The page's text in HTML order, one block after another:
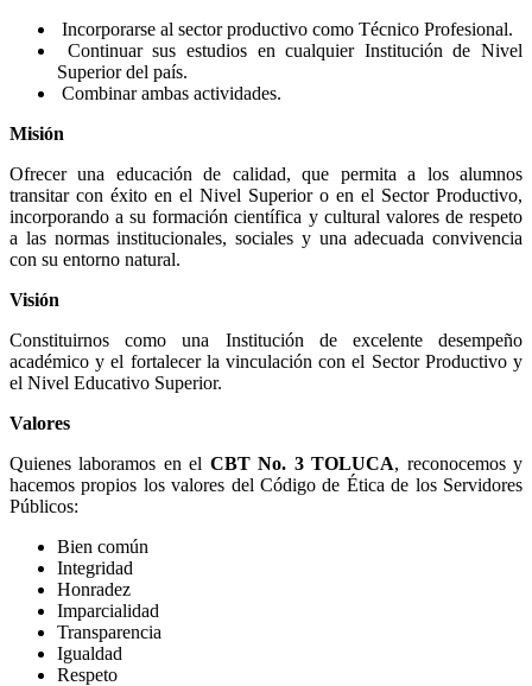
Incorporarse al sector productivo como Técnico Profesional.
Continuar sus estudios en cualquier Institución de Nivel
Superior del país.
Combinar ambas actividades.
Misión
Ofrecer una educación de calidad, que permita a los alumnos
transitar con éxito en el Nivel Superior o en el Sector Productivo,
incorporando a su formación científica y cultural valores de respeto
a las normas institucionales, sociales y una adecuada convivencia
con su entorno natural.
Visión
Constituirnos como una Institución de excelente desempeño
académico y el fortalecer la vinculación con el Sector Productivo y
el Nivel Educativo Superior.
Valores
Quienes laboramos en el CBT No. 3 TOLUCA, reconocemos y
hacemos propios los valores del Código de Ética de los Servidores
Públicos:
Bien común
Integridad
Honradez
Imparcialidad
Transparencia
Igualdad
Respeto